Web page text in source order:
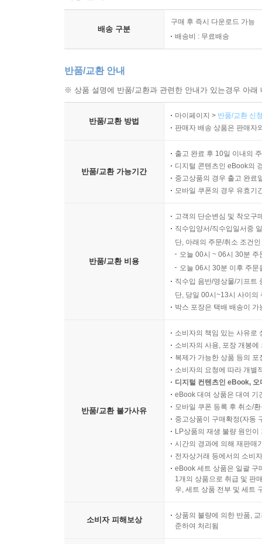
배송 구분
구매 후 즉시 다운로드 가능
배송비 : 무료배송
반품/교환 안내
※ 상품 설명에 반품/교환과 관련한 안내가 있는경우 아
반품/교환 방법
마이페이지 > 반품/교환 신
판매자 배송 상품은 판매자
반품/교환 가능기간
출고 완료 후 10일 이내의
디지털 콘텐츠인 eBook의
중고상품의 경우 출고 완료
모바일 쿠폰의 경우 유효기
반품/교환 비용
고객의 단순변심 및 착오구
직수입양서/직수입일서중
단, 아래의 주문/취소 조건
오늘 00시 ~ 06시 30분
오늘 06시 30분 이후 주
직수입 음반/영상물/기프트
단, 당일 00시~13시 사이의
박스 포장은 택배 배송이
반품/교환 불가사유
소비자의 책임 있는 사유로
소비자의 사용, 포장 개봉
복제가 가능한 상품 등의
소비자의 요청에 따라 개별
디지털 컨텐츠인 eBook,
eBook 대여 상품은 대여 기
모바일 쿠폰 등록 후 취소/
중고상품이 구매확정(자동
LP상품의 재생 불량 원인
시간의 경과에 의해 재판매
전자상거래 등에서의 소비
eBook 세트 상품은 일괄 구
1개의 상품으로 취급 및 판
우, 세트 상품 전부 및 세트
소비자 피해보상
상품의 불량에 의한 반품,
준하여 처리됨